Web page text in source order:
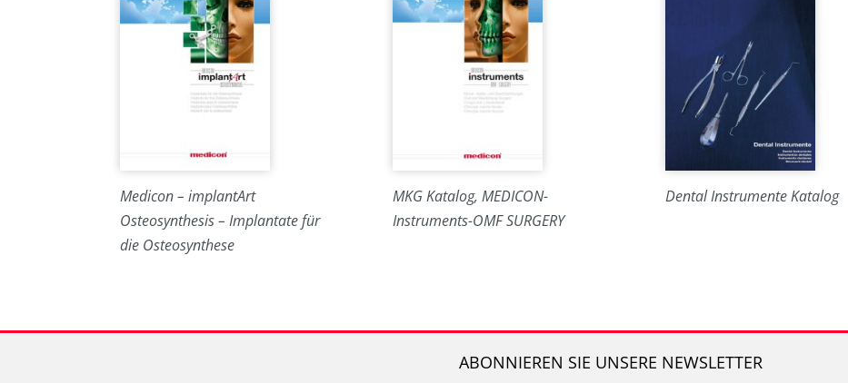
Medicon – implantArt
Osteosynthesis – Implantate für
die Osteosynthese
MKG Katalog, MEDICON-
Instruments-OMF SURGERY
Dental Instrumente Katalog
ABONNIEREN SIE UNSERE NEWSLETTER